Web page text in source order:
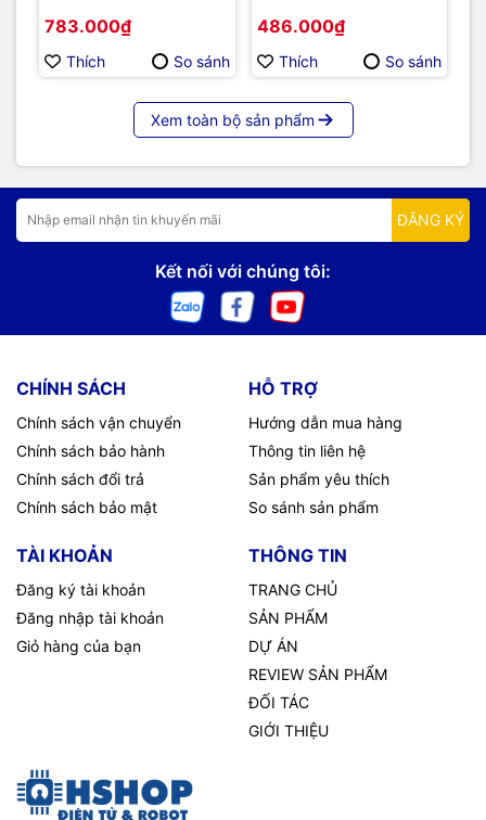
783.000₫
Thích So sánh
486.000₫
Thích So sánh
Xem toàn bộ sản phẩm
ĐĂNG KÝ
Kết nối với chúng tôi:
CHÍNH SÁCH
Chính sách vận chuyển
Chính sách bảo hành
Chính sách đổi trả
Chính sách bảo mật
HỖ TRỢ
Hướng dẫn mua hàng
Thông tin liên hệ
Sản phẩm yêu thích
So sánh sản phẩm
TÀI KHOẢN
Đăng ký tài khoản
Đăng nhập tài khoản
Giỏ hàng của bạn
THÔNG TIN
TRANG CHỦ
SẢN PHẨM
DỰ ÁN
REVIEW SẢN PHẨM
ĐỐI TÁC
GIỚI THIỆU